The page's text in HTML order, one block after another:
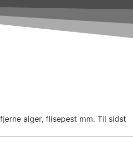
alger, flisepest mm. Til sidst